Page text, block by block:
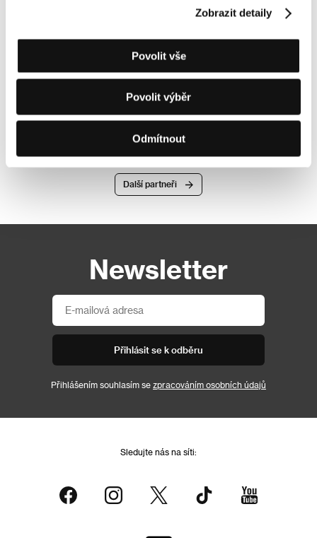
Zobrazit detaily
Povolit vše
Povolit výběr
Odmítnout
Další partneři
Newsletter
Přihlásit se k odběru
Přihlášením souhlasím se zpracováním osobních údajů
Sledujte nás na síti: